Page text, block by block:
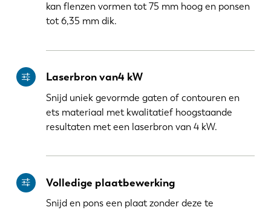
kan flenzen vormen tot 75 mm hoog en ponsen
tot 6,35 mm dik.
Laserbron van4 kW
Snijd uniek gevormde gaten of contouren en
ets materiaal met kwalitatief hoogstaande
resultaten met een laserbron van 4 kW.
Volledige plaatbewerking
Snijd en pons een plaat zonder deze te